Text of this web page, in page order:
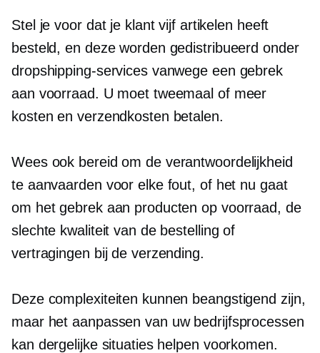
Stel je voor dat je klant vijf artikelen heeft
besteld, en deze worden gedistribueerd onder
dropshipping-services vanwege een gebrek
aan voorraad. U moet tweemaal of meer
kosten en verzendkosten betalen.
Wees ook bereid om de verantwoordelijkheid
te aanvaarden voor elke fout, of het nu gaat
om het gebrek aan producten op voorraad, de
slechte kwaliteit van de bestelling of
vertragingen bij de verzending.
Deze complexiteiten kunnen beangstigend zijn,
maar het aanpassen van uw bedrijfsprocessen
kan dergelijke situaties helpen voorkomen.